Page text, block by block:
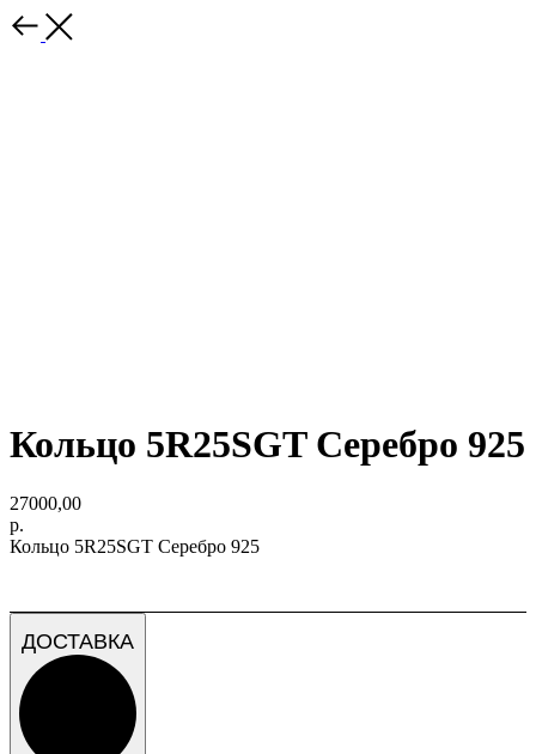
Кольцо 5R25SGT Серебро 925
27000,00
р.
Кольцо 5R25SGT Серебро 925
ДОСТАВКА